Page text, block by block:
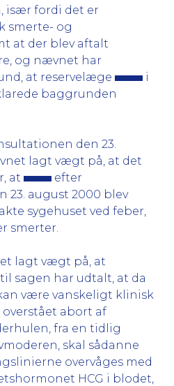
især fordi det er
smerte- og
at der blev aftalt
og nævnet har
at reservelæge
i
baggrunden
den 23.
lagt vægt på, at det
at
efter
23. august 2000 blev
sygehuset ved feber,
smerter.
lagt vægt på, at
til sagen har udtalt, at da
være vanskeligt klinisk
abort af
fra en tidlig
skal sådanne
overvåges med
HCG i blodet,